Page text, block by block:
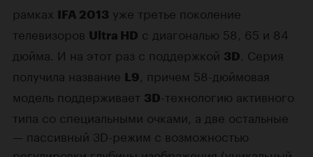
рамках IFA 2013 уже третье поколение
телевизоров Ultra HD с диагональю 58, 65 и 84
дюйма. И на этот раз с поддержкой 3D . Серия
получила название L9
, причем 58-дюймовая
модель поддерживает 3D-технологию активного
типа со специальными очками, а две остальные
— пассивный 3D-режим с возможностью